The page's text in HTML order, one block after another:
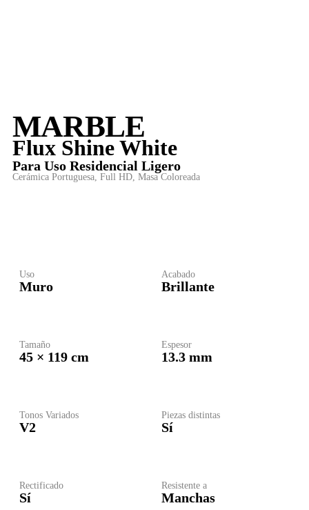
MARBLE
Flux Shine White
Para Uso Residencial Ligero
Cerámica Portuguesa, Full HD, Masa Coloreada
Uso
Muro
Acabado
Brillante
Tamaño
45 × 119 cm
Espesor
13.3 mm
Tonos Variados
V2
Piezas distintas
Sí
Rectificado
Sí
Resistente a
Manchas